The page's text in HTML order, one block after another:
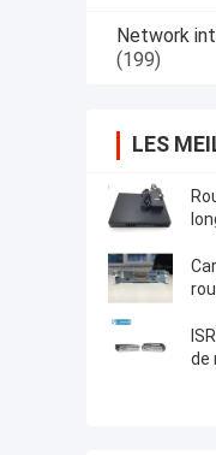
Network
(199)
LES
de